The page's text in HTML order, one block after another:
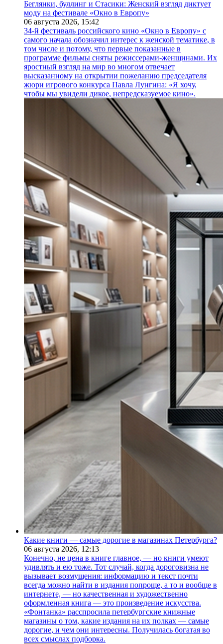
Беглянки, буллинг и Стасики: Женский взгляд диктует
моду на фестивале «Окно в Европу»
06 августа 2026, 15:42
34-й фестиваль российского кино «Окно в Европу» с
самого начала обозначил интерес к женской тематике, в
том числе и потому, что первые показанные в
программе фильмы сняты режиссерами-женщинами. Их
яростный взгляд на мир во многом отвечает
высказанному на открытии пожеланию председателя
жюри игрового конкурса Павла Лунгина: «Я хочу,
чтобы мы увидели дикое, непредсказуемое кино».
Какие книги — самые дорогие в магазинах Петербурга?
06 августа 2026, 12:13
Конечно, не цена в книге главное, — но книги умеют
удивлять и ею тоже. Тот случай, когда дороговизна не
вызывает возмущения: информацию и текст почти
всегда можно найти в издания попроще, а то и вообще в
интернете, — но качественная и художественно
оформленная книга — это произведение искусства.
«Фонтанка» расспросила петербургские книжные
магазины о том, какие издания на их полках — самые
дорогие, и чем они интересны. Получилась богатая во
всех смыслах подборка.